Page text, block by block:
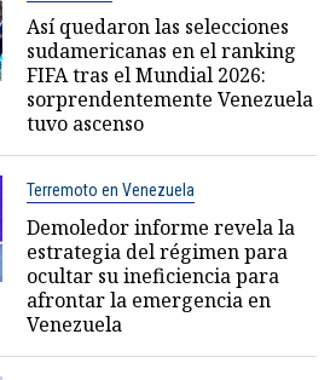
Así quedaron las selecciones
sudamericanas en el ranking
FIFA tras el Mundial 2026:
sorprendentemente Venezuela
tuvo ascenso
Terremoto en Venezuela
Demoledor informe revela la
estrategia del régimen para
ocultar su ineficiencia para
afrontar la emergencia en
Venezuela